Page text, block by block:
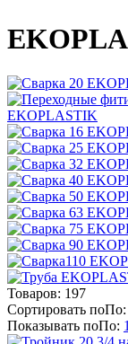
EKOPLASTIK
Товаров: 197
Сортировать поПо:
Показывать поПо: